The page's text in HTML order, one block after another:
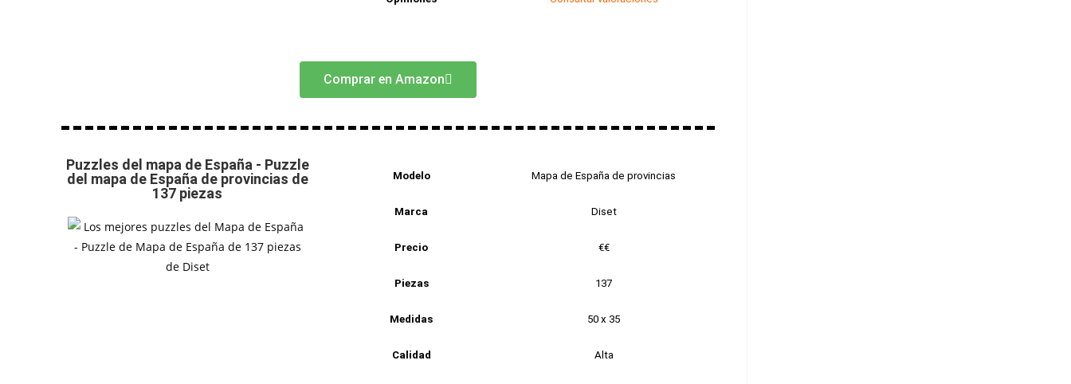
Comprar en Amazon
Puzzles del mapa de España - Puzzle
del mapa de España de provincias de
137 piezas
Modelo Mapa de España de provincias
Marca Diset
Precio €€
Piezas 137
Medidas 50 x 35
Calidad Alta